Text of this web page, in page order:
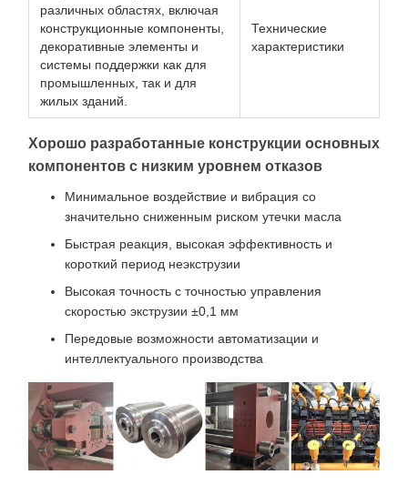
различных областях, включая
конструкционные компоненты,
декоративные элементы и
системы поддержки как для
промышленных, так и для
жилых зданий.
Технические
характеристики
Хорошо разработанные конструкции основных
компонентов с низким уровнем отказов
Минимальное воздействие и вибрация со
значительно сниженным риском утечки масла
Быстрая реакция, высокая эффективность и
короткий период неэкструзии
Высокая точность с точностью управления
скоростью экструзии ±0,1 мм
Передовые возможности автоматизации и
интеллектуального производства